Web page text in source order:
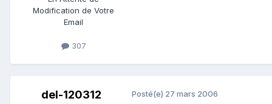
Modification de Votre
Email
307
del-120312 Posté(e) 27 mars 2006